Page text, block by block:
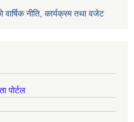
नीति, कार्यक्रम तथा वजेट
पोर्टल